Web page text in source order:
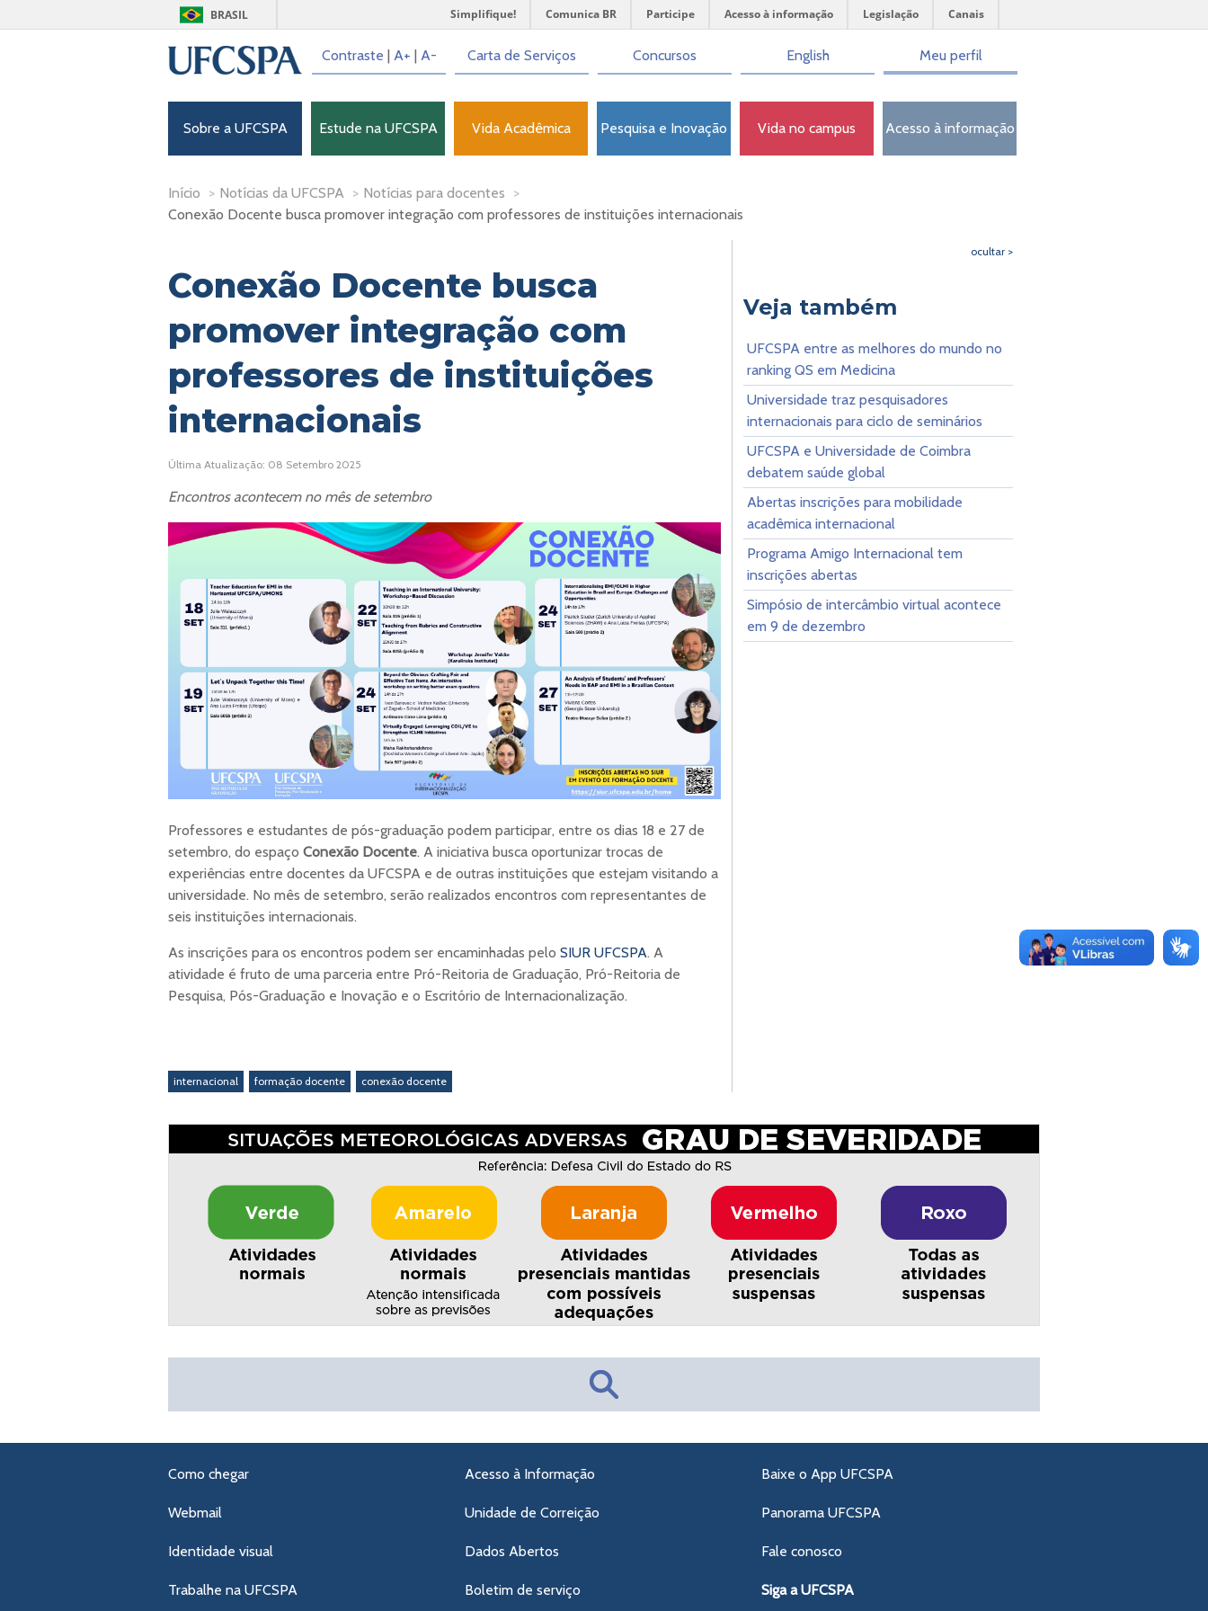
BRASIL Simplifique! Comunica BR Participe Acesso à informação Legislação Canais
Contraste | A+ | A- Carta de Serviços Concursos English Meu perfil
Sobre a UFCSPA Estude na UFCSPA Vida Acadêmica Pesquisa e Inovação Vida no campus Acesso à informação
Início > Notícias da UFCSPA > Notícias para docentes >
Conexão Docente busca promover integração com professores de instituições internacionais
Conexão Docente busca
promover integração com
professores de instituições
internacionais
Última Atualização: 08 Setembro 2025
Encontros acontecem no mês de setembro
Professores e estudantes de pós-graduação podem participar, entre os dias 18 e 27 de
setembro, do espaço Conexão Docente. A iniciativa busca oportunizar trocas de
experiências entre docentes da UFCSPA e de outras instituições que estejam visitando a
universidade. No mês de setembro, serão realizados encontros com representantes de
seis instituições internacionais.
As inscrições para os encontros podem ser encaminhadas pelo SIUR UFCSPA. A
atividade é fruto de uma parceria entre Pró-Reitoria de Graduação, Pró-Reitoria de
Pesquisa, Pós-Graduação e Inovação e o Escritório de Internacionalização.
internacional formação docente conexão docente
ocultar >
Veja também
UFCSPA entre as melhores do mundo no
ranking QS em Medicina
Universidade traz pesquisadores
internacionais para ciclo de seminários
UFCSPA e Universidade de Coimbra
debatem saúde global
Abertas inscrições para mobilidade
acadêmica internacional
Programa Amigo Internacional tem
inscrições abertas
Simpósio de intercâmbio virtual acontece
em 9 de dezembro
Como chegar
Webmail
Identidade visual
Trabalhe na UFCSPA
Acesso à Informação
Unidade de Correição
Dados Abertos
Boletim de serviço
Baixe o App UFCSPA
Panorama UFCSPA
Fale conosco
Siga a UFCSPA